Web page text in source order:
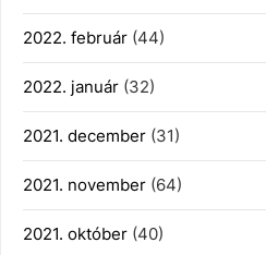
2022. február (44)
2022. január (32)
2021. december (31)
2021. november (64)
2021. október (40)